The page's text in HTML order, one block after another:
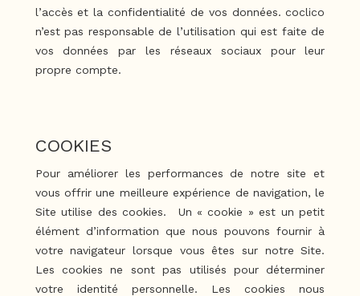
l’accès et la confidentialité de vos données. coclico
n’est pas responsable de l’utilisation qui est faite de
vos données par les réseaux sociaux pour leur
propre compte.
COOKIES
Pour améliorer les performances de notre site et
vous offrir une meilleure expérience de navigation, le
Site utilise des cookies. Un « cookie » est un petit
élément d’information que nous pouvons fournir à
votre navigateur lorsque vous êtes sur notre Site.
Les cookies ne sont pas utilisés pour déterminer
votre identité personnelle. Les cookies nous